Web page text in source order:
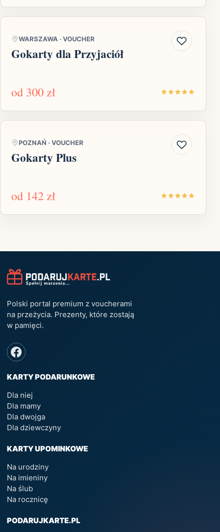
WARSZAWA · VOUCHER
Gokarty dla Przyjaciół
od 300 zł
POZNAŃ · VOUCHER
Gokarty Plus
od 142 zł
Polski portal premium z voucherami
na przeżycia. Prezenty, które zostają
w pamięci.
KARTY PODARUNKOWE
Dla niej
Dla mamy
Dla dwojga
Dla dziewczyny
KARTY UPOMINKOWE
Na urodziny
Na imieniny
Na ślub
Na rocznicę
PODARUJKARTE.PL